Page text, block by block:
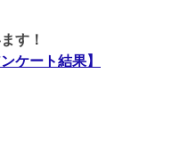
す！
ケート結果】